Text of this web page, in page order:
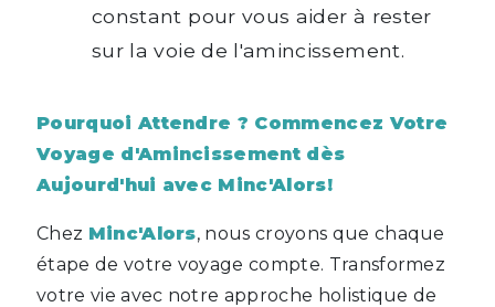
constant pour vous aider à rester
sur la voie de l'amincissement.
Pourquoi Attendre ? Commencez Votre
Voyage d'Amincissement dès
Aujourd'hui avec Minc'Alors!
Chez Minc'Alors, nous croyons que chaque
étape de votre voyage compte. Transformez
votre vie avec notre approche holistique de